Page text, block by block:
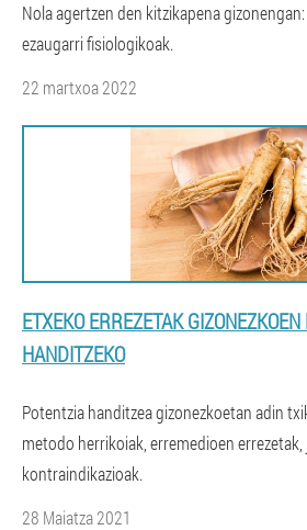
Nola agertzen den kitzikapena
ezaugarri fisiologikoak.
22 martxoa 2022
ETXEKO ERREZETAK
HANDITZEKO
Potentzia handitzea gizonezkoetan adin
metodo herrikoiak, erremedioen errezetak,
kontraindikazioak.
28 Maiatza 2021